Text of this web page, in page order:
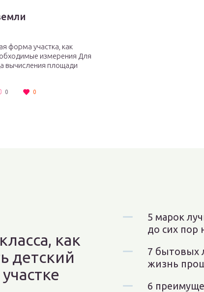
форма участка, как
измерения Для
вычисления площади
0 0
как
детский
5 марок
до сих пор
7 бытовых
жизнь
6